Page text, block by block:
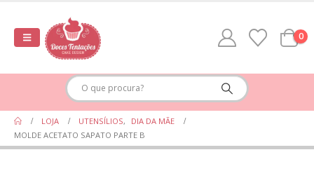
0
LOJA UTENSÍLIOS,
DIA DA MÃE
MOLDE ACETATO SAPATO PARTE B